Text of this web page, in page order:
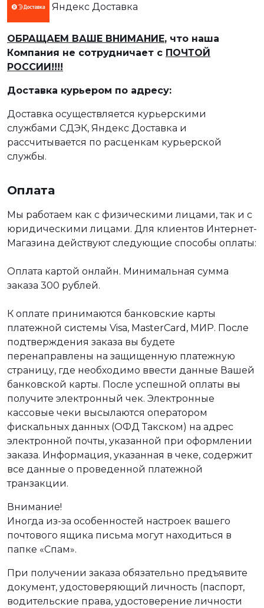
Яндекс Доставка
ОБРАЩАЕМ ВАШЕ ВНИМАНИЕ, что наша
Компания не сотрудничает с ПОЧТОЙ
РОССИИ!!!!
Доставка курьером по адресу:
Доставка осуществляется курьерскими
службами СДЭК, Яндекс Доставка и
рассчитывается по расценкам курьерской
службы.
Оплата
Мы работаем как с физическими лицами, так и с
юридическими лицами. Для клиентов Интернет-
Магазина действуют следующие способы оплаты:
Оплата картой онлайн. Минимальная сумма
заказа 300 рублей.
К оплате принимаются банковские карты
платежной системы Visa, MasterCard, МИР. После
подтверждения заказа вы будете
перенаправлены на защищенную платежную
страницу, где необходимо ввести данные Вашей
банковской карты. После успешной оплаты вы
получите электронный чек. Электронные
кассовые чеки высылаются оператором
фискальных данных (ОФД Такском) на адрес
электронной почты, указанной при оформлении
заказа. Информация, указанная в чеке, содержит
все данные о проведенной платежной
транзакции.
Внимание!
Иногда из-за особенностей настроек вашего
почтового ящика письма могут находиться в
папке «Спам».
При получении заказа обязательно предъявите
документ, удостоверяющий личность (паспорт,
водительские права, удостоверение личности